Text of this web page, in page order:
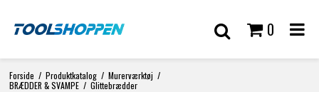
0
Forside / Produktkatalog / Murerværktøj /
BRÆDDER & SVAMPE / Glittebrædder